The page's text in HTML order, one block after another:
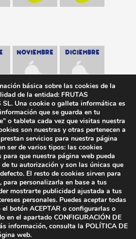
NOVIEMBRE DICIEMBRE
básica sobre las cookies de la
de la entidad: FRUTAS
SL. Una cookie o galleta informática es
que se guarda en tu
o tableta cada vez que visitas nuestra
son nuestras y otras pertenecen a
servicios para nuestra página
ser de varios tipos: las cookies
para que nuestra página web pueda
tu autorización y son las únicas que
El resto de cookies sirven para
para personalizarla en base a tus
mostrarte publicidad ajustada a tus
personales. Puedes aceptar todas
botón ACEPTAR o configurarlas o
en el apartado CONFIGURACIÓN DE
información, consulta la POLÍTICA DE
web.